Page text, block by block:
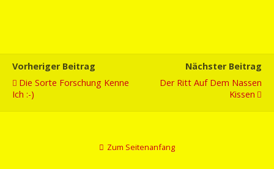
Vorheriger Beitrag
Die Sorte Forschung Kenne
Ich :-)
Nächster Beitrag
Der Ritt Auf Dem Nassen
Kissen
Zum Seitenanfang